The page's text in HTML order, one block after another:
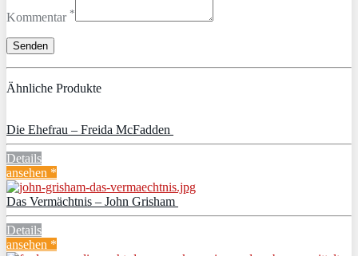
Kommentar *
Ähnliche Produkte
Die Ehefrau – Freida McFadden
Details
ansehen *
Das Vermächtnis – John Grisham
Details
ansehen *